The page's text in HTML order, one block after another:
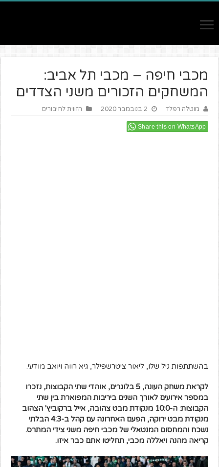
מכבי חיפה – מכבי תל אביב:
המשחקים הזכורים משני הצדדים
מוטלה רפלד 2 בנובמבר 2020 הזווית לחיבורים
Share this on WhatsApp
בהשתתפות גיל שלו, ליאור ציטרשפילר, גיא רווה ויואב מודעי.
לקראת משחק העונה, 5 בלוגרים, אוהדי שתי הקבוצות, נזכרו
במספר אירועים לאורך השנים ביריבות המפוארת בין שתי
הקבוצות: ה-10:0 מנקודת מבט צהובה, אייל ברקוביץ' הצהוב
מנקודת מבט ירוקה, הפעם האחרונה עם קהל ב-4:3 הבלתי
נשכח והמחסום המנטאלי של מכבי חיפה משני צידי המתרס.
קריאה מהנה ויאללה מכבי, תחליטו אתם כבר איזו.